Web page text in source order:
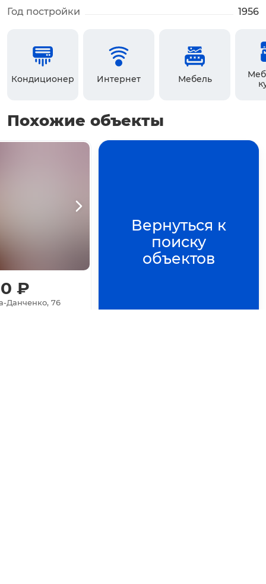
Год постройки
1956
Кондиционер Интернет Мебель
Похожие объекты
₽
Данченко, 76
Вернуться к
поиску
объектов